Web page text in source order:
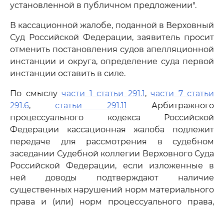
установленной в публичном предложении".
В кассационной жалобе, поданной в Верховный
Суд Российской Федерации, заявитель просит
отменить постановления судов апелляционной
инстанции и округа, определение суда первой
инстанции оставить в силе.
По смыслу части 1 статьи 291.1, части 7 статьи
291.6,статьи 291.11 Арбитражного
процессуального кодекса Российской
Федерации кассационная жалоба подлежит
передаче для рассмотрения в судебном
заседании Судебной коллегии Верховного Суда
Российской Федерации, если изложенные в
ней доводы подтверждают наличие
существенных нарушений норм материального
права и (или) норм процессуального права,